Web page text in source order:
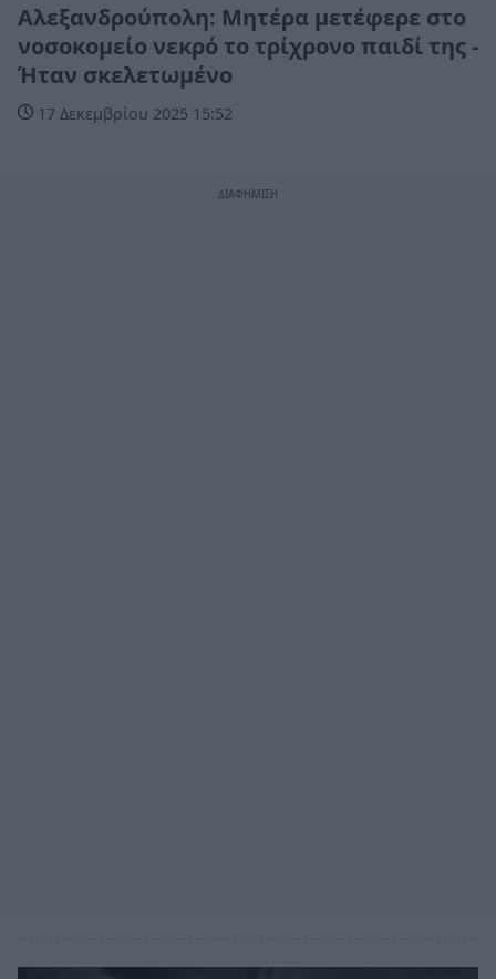
Αλεξανδρούπολη: Μητέρα μετέφερε στο
νοσοκομείο νεκρό το τρίχρονο παιδί της -
Ήταν σκελετωμένο
17 Δεκεμβρίου 2025 15:52